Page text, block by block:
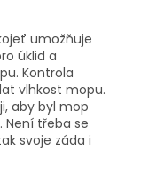
umožňuje
úklid a
Kontrola
vlhkost mopu.
aby byl mop
Není třeba se
svoje záda i